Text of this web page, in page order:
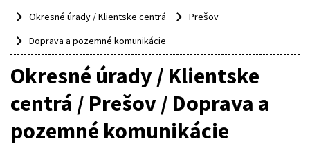
Okresné úrady / Klientske centrá
Prešov
Doprava a pozemné komunikácie
Okresné úrady / Klientske
centrá / Prešov / Doprava a
pozemné komunikácie